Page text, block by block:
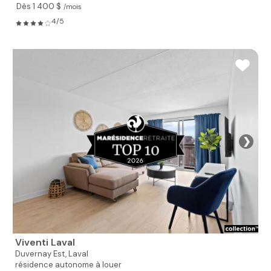
Dès 1 400 $ /mois
4/5
❯
Viventi Laval
Duvernay Est,Laval
résidence autonome à louer